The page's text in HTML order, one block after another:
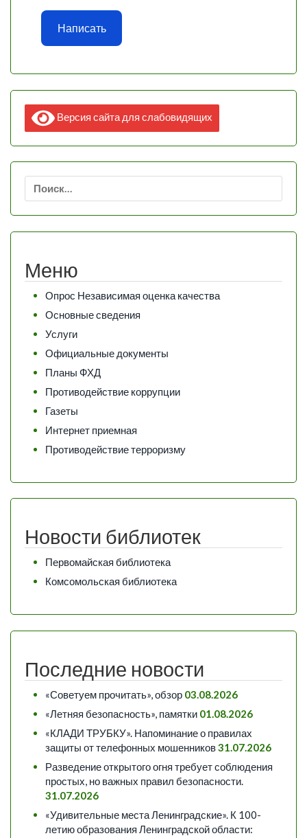
Написать
Версия сайта для слабовидящих
Найти:
Меню
Опрос Независимая оценка качества
Основные сведения
Услуги
Официальные документы
Планы ФХД
Противодействие коррупции
Газеты
Интернет приемная
Противодействие терроризму
Новости библиотек
Первомайская библиотека
Комсомольская библиотека
Последние новости
«Советуем прочитать», обзор 03.08.2026
«Летняя безопасность», памятки 01.08.2026
«КЛАДИ ТРУБКУ». Напоминание о правилах
защиты от телефонных мошенников31.07.2026
Разведение открытого огня требует соблюдения
простых, но важных правил безопасности.
31.07.2026
«Удивительные места Ленинградские». К 100-
летию образования Ленинградской области: